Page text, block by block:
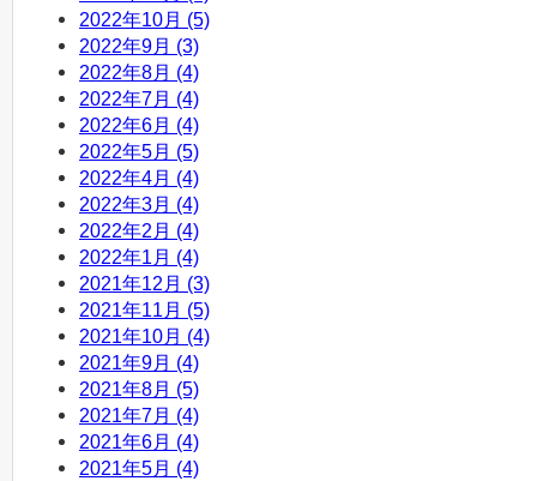
2022年10月 (5)
2022年9月 (3)
2022年8月 (4)
2022年7月 (4)
2022年6月 (4)
2022年5月 (5)
2022年4月 (4)
2022年3月 (4)
2022年2月 (4)
2022年1月 (4)
2021年12月 (3)
2021年11月 (5)
2021年10月 (4)
2021年9月 (4)
2021年8月 (5)
2021年7月 (4)
2021年6月 (4)
2021年5月 (4)